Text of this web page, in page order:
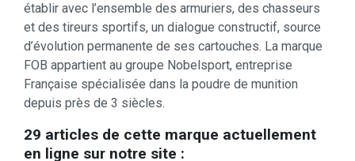
établir avec l’ensemble des armuriers, des chasseurs
et des tireurs sportifs, un dialogue constructif, source
d’évolution permanente de ses cartouches. La marque
FOB appartient au groupe Nobelsport, entreprise
Française spécialisée dans la poudre de munition
depuis près de 3 siècles.
29 articles de cette marque actuellement
en ligne sur notre site :